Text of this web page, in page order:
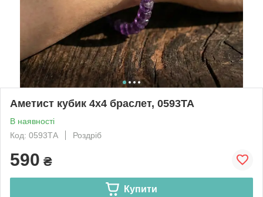
Аметист кубик 4х4 браслет, 0593ТА
В наявності
Код: 0593ТА
Роздріб
590 ₴
Купити